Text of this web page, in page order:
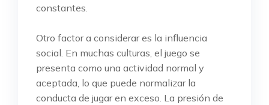
constantes.
Otro factor a considerar es la influencia
social. En muchas culturas, el juego se
presenta como una actividad normal y
aceptada, lo que puede normalizar la
conducta de jugar en exceso. La presión de